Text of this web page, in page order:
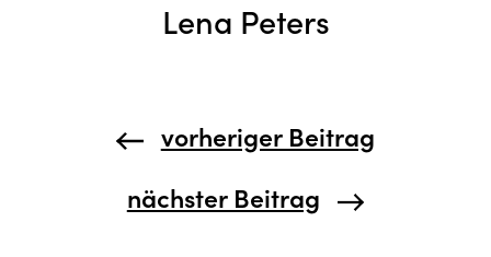
Lena Peters
vorheriger Beitrag
nächster Beitrag